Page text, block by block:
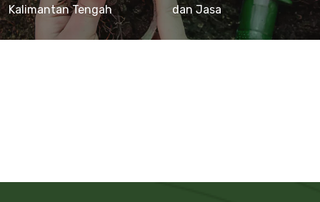
Kalimantan Tengah
dan Jasa